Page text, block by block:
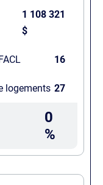
1 108 321
$
16
logements 27
0
%